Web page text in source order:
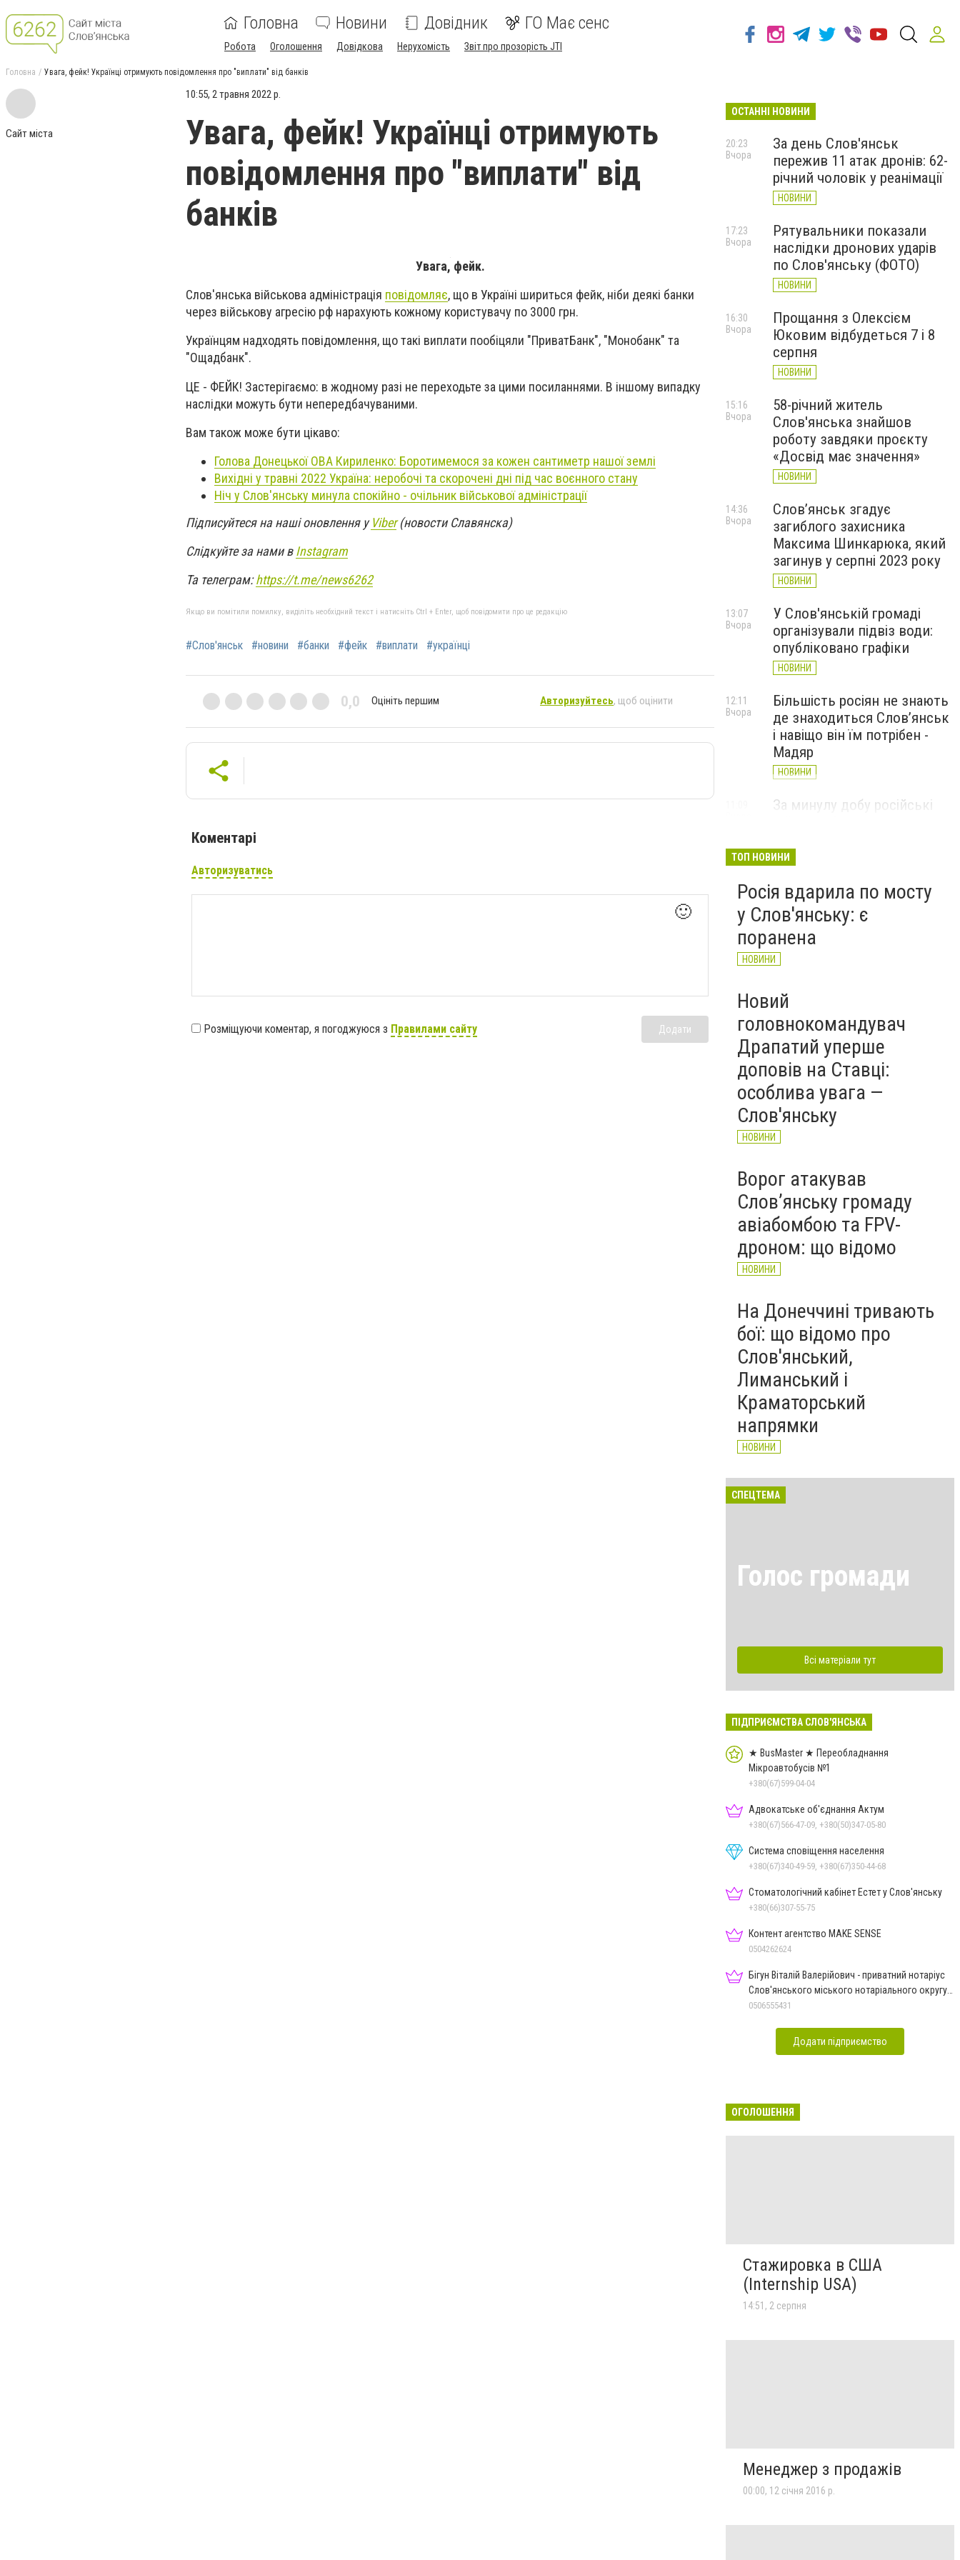
Головна Новини Довідник ГО Має сенс
Робота Оголошення Довідкова Нерухомість Звіт про прозорість JTI
Головна Увага, фейк! Українці отримують повідомлення про "виплати" від банків
Сайт міста
10:55, 2 травня 2022 р.
Увага, фейк! Українці отримують
повідомлення про "виплати" від
банків
Увага, фейк.
Слов'янська військова адміністрація повідомляє, що в Україні шириться фейк, ніби деякі банки
через військову агресію рф нарахують кожному користувачу по 3000 грн.
Українцям надходять повідомлення, що такі виплати пообіцяли "ПриватБанк", "Монобанк" та
"Ощадбанк".
ЦЕ - ФЕЙК! Застерігаємо: в жодному разі не переходьте за цими посиланнями. В іншому випадку
наслідки можуть бути непередбачуваними.
Вам також може бути цікаво:
Голова Донецької ОВА Кириленко: Боротимемося за кожен сантиметр нашої землі
Вихідні у травні 2022 Україна: неробочі та скорочені дні під час воєнного стану
Ніч у Слов'янську минула спокійно - очільник військової адміністрації
Підписуйтеся на наші оновлення уViber(новости Славянска)
Слідкуйте за нами вInstagram
Та телеграм:https://t.me/news6262
Якщо ви помітили помилку, виділіть необхідний текст і натисніть Ctrl + Enter, щоб повідомити про це редакцію
#Слов'янськ #новини #банки #фейк #виплати #українці
0,0 Оцініть першим Авторизуйтесь, щоб оцінити
Коментарі
Авторизуватись
🙂
Розміщуючи коментар, я погоджуюся з Правилами сайту Додати
ОСТАННІ НОВИНИ
За день Слов'янськ
пережив 11 атак дронів: 62-
річний чоловік у реанімації
НОВИНИ
20:23
Вчора
Рятувальники показали
наслідки дронових ударів
по Слов'янську (ФОТО)
НОВИНИ
17:23
Вчора
Прощання з Олексієм
Юковим відбудеться 7 і 8
серпня
НОВИНИ
16:30
Вчора
58-річний житель
Слов'янська знайшов
роботу завдяки проєкту
«Досвід має значення»
НОВИНИ
15:16
Вчора
Слов’янськ згадує
загиблого захисника
Максима Шинкарюка, який
загинув у серпні 2023 року
НОВИНИ
14:36
Вчора
У Слов'янській громаді
організували підвіз води:
опубліковано графіки
НОВИНИ
13:07
Вчора
Більшість росіян не знають
де знаходиться Слов’янськ
і навіщо він їм потрібен -
Мадяр
НОВИНИ
12:11
Вчора
За минулу добу російські
великої війни: 6 серпня
ТОП НОВИНИ
Росія вдарила по мосту
у Слов'янську: є
поранена
НОВИНИ
Новий
головнокомандувач
Драпатий уперше
доповів на Ставці:
особлива увага —
Слов'янську
НОВИНИ
Ворог атакував
Слов’янську громаду
авіабомбою та FPV-
дроном: що відомо
НОВИНИ
На Донеччині тривають
бої: що відомо про
Слов'янський,
Лиманський і
Краматорський
напрямки
НОВИНИ
СПЕЦТЕМА
Голос громади
Всі матеріали тут
ПІДПРИЄМСТВА СЛОВ'ЯНСЬКА
★ BusMaster ★ Переобладнання
Мікроавтобусів №1
+380(67)599-04-04
Адвокатське об'єднання Актум
+380(67)566-47-09, +380(50)347-05-80
Система сповіщення населення
+380(67)340-49-59, +380(67)350-44-68
Стоматологічний кабінет Естет у Слов'янську
+380(66)307-55-75
Контент агентство MAKE SENSE
0504262624
Бігун Віталій Валерійович - приватний нотаріус
Слов'янського міського нотаріального округу
Дон.обл.
0506555431
Додати підприємство
ОГОЛОШЕННЯ
Стажировка в США
(Internship USA)
14:51, 2 серпня
Менеджер з продажів
00:00, 12 січня 2016 р.